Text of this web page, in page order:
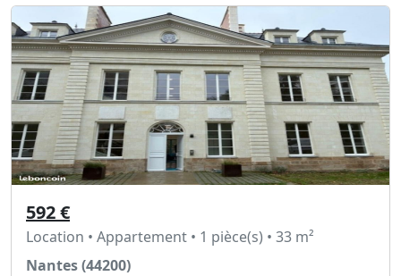
592 €
Location • Appartement • 1 pièce(s) • 33 m²
Nantes (44200)